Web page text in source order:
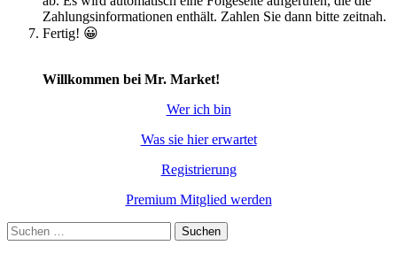
Zahlungsinformationen enthält. Zahlen Sie dann bitte zeitnah.
Fertig! 😀
Willkommen bei Mr. Market!
Wer ich bin
Was sie hier erwartet
Registrierung
Premium Mitglied werden
Suchen
nach: